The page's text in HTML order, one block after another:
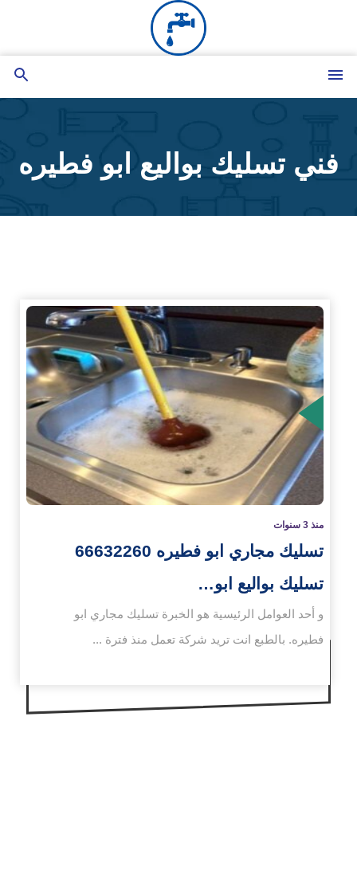
المحتوى
فني تسليك بواليع ابو فطيره
منذ 3 سنوات
تسليك مجاري ابو فطيره 66632260
تسليك بواليع ابو…
و أحد العوامل الرئيسية هو الخبرة تسليك مجاري ابو
فطيره. بالطبع انت تريد شركة تعمل منذ فترة ...